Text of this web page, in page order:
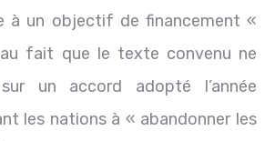
à un objectif de financement «
fait que le texte convenu ne
un accord adopté l’année
les nations à « abandonner les